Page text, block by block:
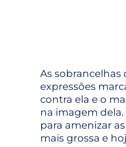
As
expressões
contra ela e o
na imagem
para amenizar
mais grossa e